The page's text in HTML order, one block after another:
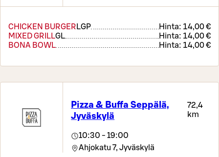
CHICKEN BURGER LGP Hinta: 14,00 €
MIXED GRILLGL Hinta: 14,00 €
BONA BOWL
Hinta: 14,00 €
Pizza & Buffa Seppälä,
Jyväskylä
72,4
km
10:30 - 19:00
Ahjokatu 7, Jyväskylä